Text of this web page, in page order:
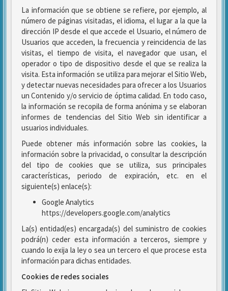
La información que se obtiene se refiere, por ejemplo, al
número de páginas visitadas, el idioma, el lugar a la que la
dirección IP desde el que accede el Usuario, el número de
Usuarios que acceden, la frecuencia y reincidencia de las
visitas, el tiempo de visita, el navegador que usan, el
operador o tipo de dispositivo desde el que se realiza la
visita. Esta información se utiliza para mejorar el Sitio Web,
y detectar nuevas necesidades para ofrecer a los Usuarios
un Contenido y/o servicio de óptima calidad. En todo caso,
la información se recopila de forma anónima y se elaboran
informes de tendencias del Sitio Web sin identificar a
usuarios individuales.
Puede obtener más información sobre las cookies, la
información sobre la privacidad, o consultar la descripción
del tipo de cookies que se utiliza, sus principales
características, periodo de expiración, etc. en el
siguiente(s) enlace(s):
Google Analytics
https://developers.google.com/analytics
La(s) entidad(es) encargada(s) del suministro de cookies
podrá(n) ceder esta información a terceros, siempre y
cuando lo exija la ley o sea un tercero el que procese esta
información para dichas entidades.
Cookies de redes sociales